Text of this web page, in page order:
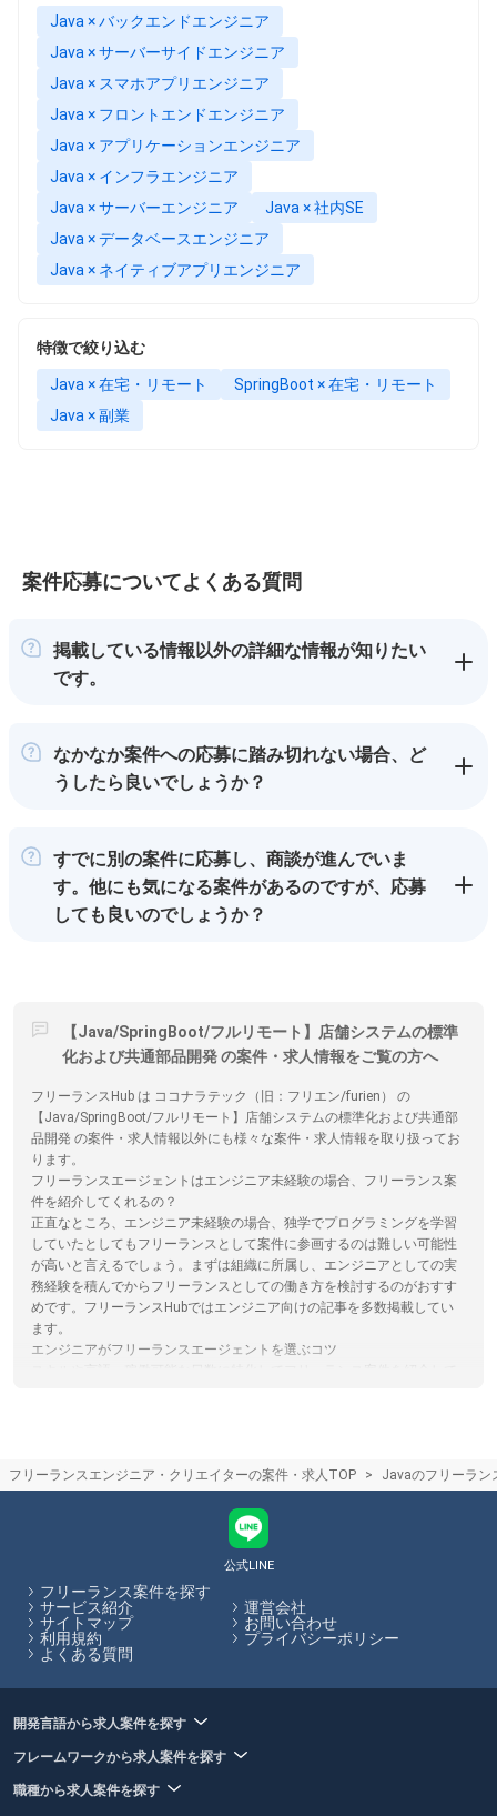
Java × バックエンドエンジニア
Java × サーバーサイドエンジニア
Java × スマホアプリエンジニア
Java × フロントエンドエンジニア
Java × アプリケーションエンジニア
Java × インフラエンジニア
Java × サーバーエンジニア
Java × 社内SE
Java × データベースエンジニア
Java × ネイティブアプリエンジニア
特徴で絞り込む
Java × 在宅・リモート
SpringBoot × 在宅・リモート
Java × 副業
案件応募についてよくある質問
掲載している情報以外の詳細な情報が知りたい
です。
なかなか案件への応募に踏み切れない場合、ど
うしたら良いでしょうか？
すでに別の案件に応募し、商談が進んでいま
す。他にも気になる案件があるのですが、応募
しても良いのでしょうか？
【Java/SpringBoot/フルリモート】店舗システムの標準
化および共通部品開発 の案件・求人情報をご覧の方へ
フリーランスHub は ココナラテック（旧：フリエン/furien） の
【Java/SpringBoot/フルリモート】店舗システムの標準化および共通部
品開発 の案件・求人情報以外にも様々な案件・求人情報を取り扱ってお
ります。
フリーランスエージェントはエンジニア未経験の場合、フリーランス案
件を紹介してくれるの？
正直なところ、エンジニア未経験の場合、独学でプログラミングを学習
していたとしてもフリーランスとして案件に参画するのは難しい可能性
が高いと言えるでしょう。まずは組織に所属し、エンジニアとしての実
務経験を積んでからフリーランスとしての働き方を検討するのがおすす
めです。フリーランスHubではエンジニア向けの記事を多数掲載してい
ます。
エンジニアがフリーランスエージェントを選ぶコツ
フリーランスエージェントの仕組み
やクリエイターの方と、フリーランス人材を活用したい企業のマッチン
グを行い、仲介手数料を受け取ることで収益としているサービスです。
仲介手数料やエージェントで受けられるサービスは各エージェントで異
なります。フリーランスHubでは各エージェントのサービス内容の比較
をサイト内で行うことができます。
フリーランスHubはお客様のフリーランス案件探しを最大限サポートし
ていきます。
フリーランスエンジニア・クリエイターの案件・求人TOP Javaのフリーラン
公式LINE
フリーランス案件を探す
サービス紹介
運営会社
サイトマップ
お問い合わせ
利用規約
プライバシーポリシー
よくある質問
開発言語から求人案件を探す
フレームワークから求人案件を探す
職種から求人案件を探す